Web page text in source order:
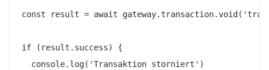
const result = await
if (result.success) {
  console.log('Transaktion storniert')